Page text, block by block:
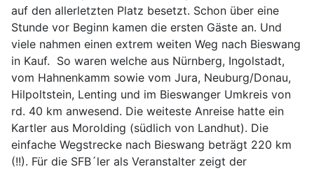
auf den allerletzten Platz besetzt. Schon über eine
Stunde vor Beginn kamen die ersten Gäste an. Und
viele nahmen einen extrem weiten Weg nach Bieswang
in Kauf. So waren welche aus Nürnberg, Ingolstadt,
vom Hahnenkamm sowie vom Jura, Neuburg/Donau,
Hilpoltstein, Lenting und im Bieswanger Umkreis von
rd. 40 km anwesend. Die weiteste Anreise hatte ein
Kartler aus Morolding (südlich von Landhut). Die
einfache Wegstrecke nach Bieswang beträgt 220 km
(!!). Für die SFB´ler als Veranstalter zeigt der